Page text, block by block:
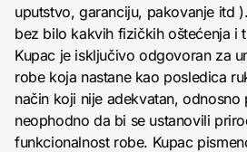
uputstvo, garanciju, pakovanje itd
bez bilo kakvih fizičkih oštećenja i
Kupac je isključivo odgovoran za
robe koja nastane kao posledica
način koji nije adekvatan,
neophodno da bi se ustanovili
funkcionalnost robe. Kupac